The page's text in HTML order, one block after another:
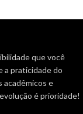
que você
a praticidade do
acadêmicos e
é prioridade!